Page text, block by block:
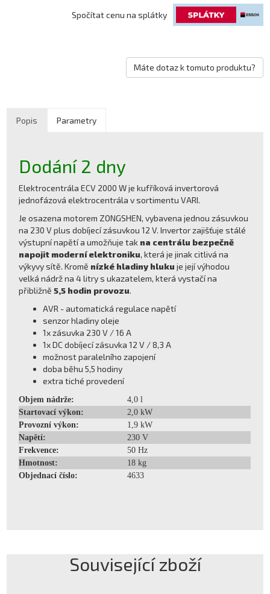
Spočítat cenu na splátky
Máte dotaz k tomuto produktu?
Popis Parametry
Dodání 2 dny
Elektrocentrála ECV 2000 W je kufříková invertorová
jednofázová elektrocentrála v sortimentu VARI.
Je osazena motorem ZONGSHEN, vybavena jednou zásuvkou
na 230 V plus dobíjecí zásuvkou 12 V. Invertor zajišťuje stálé
výstupní napětí a umožňuje tak na centrálu bezpečně
napojit moderní elektroniku, která je jinak citlivá na
výkyvy sítě. Kromě nízké hladiny hluku je její výhodou
velká nádrž na 4 litry s ukazatelem, která vystačí na
přibližně5,5 hodin provozu.
AVR - automatická regulace napětí
senzor hladiny oleje
1x zásuvka 230 V / 16 A
1x DC dobíjecí zásuvka 12 V / 8,3 A
možnost paralelního zapojení
doba běhu 5,5 hodiny
extra tiché provedení
Objem nádrže:
4,0 l
Startovací výkon:
2,0 kW
Provozní výkon:
1,9 kW
Napětí:
230 V
Frekvence:
50 Hz
Hmotnost:
18 kg
Objednací číslo:
4633
Související zboží